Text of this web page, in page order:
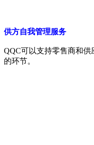
供方自我管理服务
QQC可以支持零售商和
的环节。